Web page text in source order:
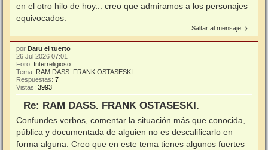
en el otro hilo de hoy... creo que admiramos a los personajes
equivocados.
Saltar al mensaje
por Daru el tuerto
26 Jul 2026 07:01
Foro: Interreligioso
Tema: RAM DASS. FRANK OSTASESKI.
Respuestas: 7
Vistas: 3993
Re: RAM DASS. FRANK OSTASESKI.
Confundes verbos, comentar la situación más que conocida,
pública y documentada de alguien no es descalificarlo en
forma alguna. Creo que en este tema tienes algunos fuertes